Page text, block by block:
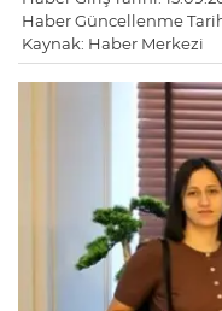
Haber Güncellenme
Kaynak: Haber Merkezi